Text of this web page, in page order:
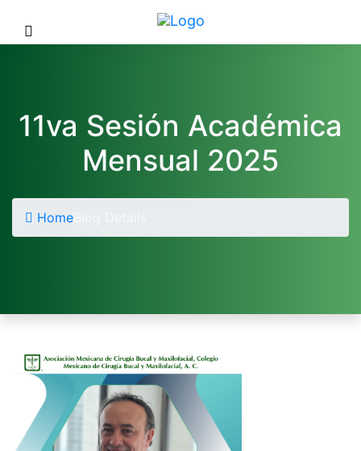
11va Sesión Académica
Mensual 2025
Home